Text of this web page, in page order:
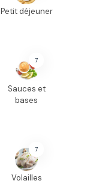
Petit déjeuner
7
Sauces et
bases
7
Volailles